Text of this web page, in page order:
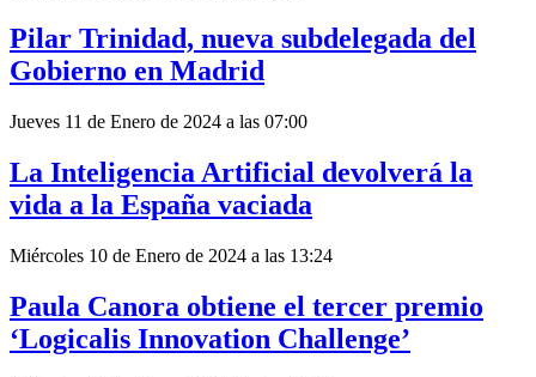
Pilar Trinidad, nueva subdelegada del
Gobierno en Madrid
Jueves 11 de Enero de 2024 a las 07:00
La Inteligencia Artificial devolverá la
vida a la España vaciada
Miércoles 10 de Enero de 2024 a las 13:24
Paula Canora obtiene el tercer premio
‘Logicalis Innovation Challenge’